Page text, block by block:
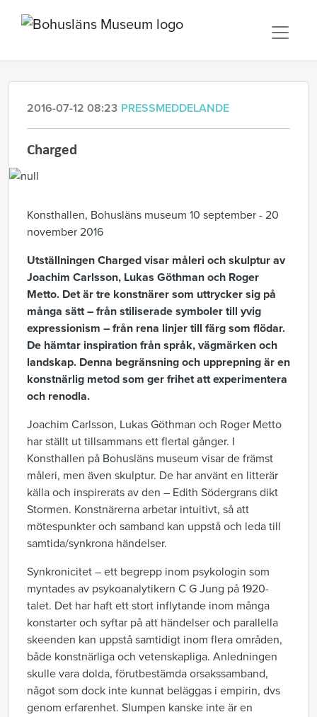
2016-07-12 08:23 PRESSMEDDELANDE
Charged
Konsthallen, Bohusläns museum 10 september - 20
november 2016
Utställningen Charged visar måleri och skulptur av
Joachim Carlsson, Lukas Göthman och Roger
Metto. Det är tre konstnärer som uttrycker sig på
många sätt – från stiliserade symboler till yvig
expressionism – från rena linjer till färg som flödar.
De hämtar inspiration från språk, vägmärken och
landskap. Denna begränsning och upprepning är en
konstnärlig metod som ger frihet att experimentera
och renodla.
Joachim Carlsson, Lukas Göthman och Roger Metto
har ställt ut tillsammans ett flertal gånger. I
Konsthallen på Bohusläns museum visar de främst
måleri, men även skulptur. De har använt en litterär
källa och inspirerats av den – Edith Södergrans dikt
Stormen. Konstnärerna arbetar intuitivt, så att
mötespunkter och samband kan uppstå och leda till
samtida/synkrona händelser.
Synkronicitet – ett begrepp inom psykologin som
myntades av psykoanalytikern C G Jung på 1920-
talet. Det har haft ett stort inflytande inom många
konstarter och syftar på att händelser och parallella
skeenden kan uppstå samtidigt inom flera områden,
både konstnärliga och vetenskapliga. Anledningen
skulle vara dolda, förutbestämda orsakssamband,
något som dock inte kunnat beläggas i empirin, dvs
genom erfarenhet. Slumpen kanske inte är en